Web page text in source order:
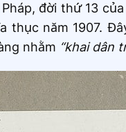
đời thứ 13
thục năm 1907.
nhằm “khai dân